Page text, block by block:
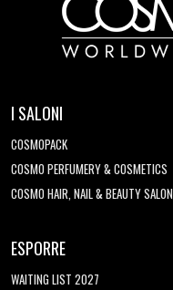
I SALONI
COSMOPACK
COSMO PERFUMERY & COSMETICS
COSMO HAIR, NAIL & BEAUTY SALON
ESPORRE
WAITING LIST 2027